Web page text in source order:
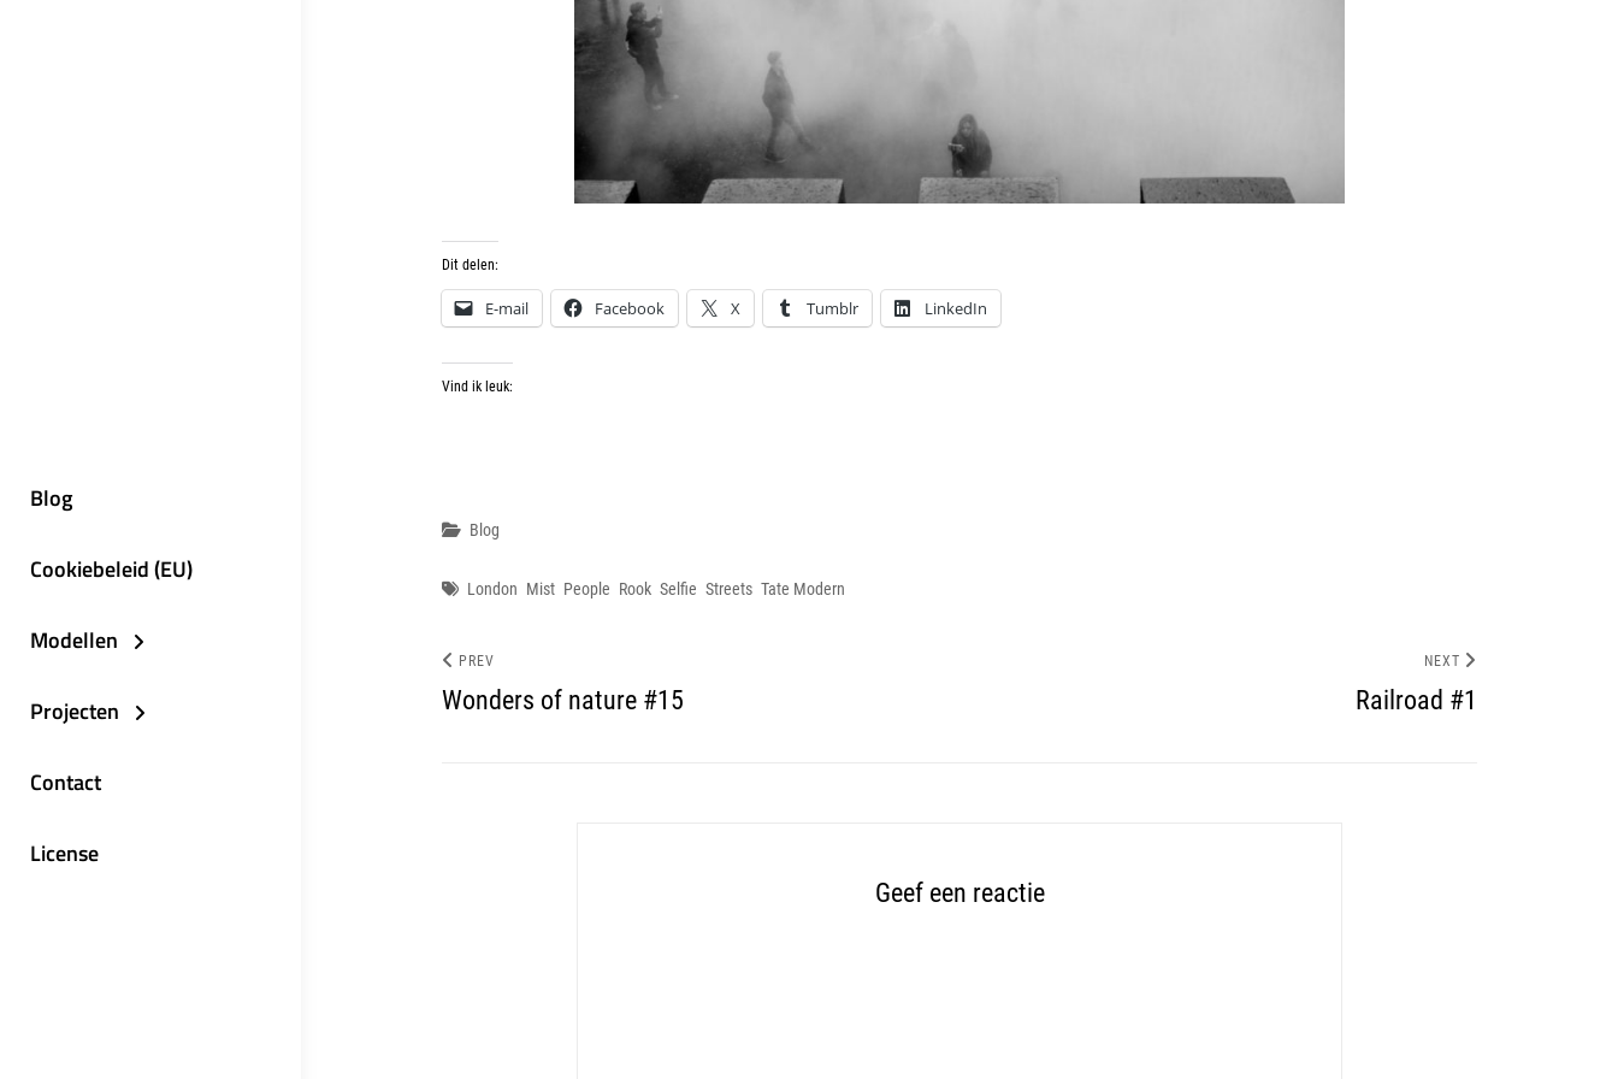
Blog
Cookiebeleid (EU)
Modellen
Projecten
Contact
License
Dit delen:
E-mail Facebook X Tumblr LinkedIn
Vind ik leuk:
Categories
Blog
Tags
London Mist People Rook Selfie Streets Tate Modern
PREV
Wonders of nature #15
NEXT
Railroad #1
Geef een reactie